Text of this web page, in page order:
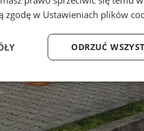
zgodę w Ustawieniach plików
ODRZUĆ
Wydajność